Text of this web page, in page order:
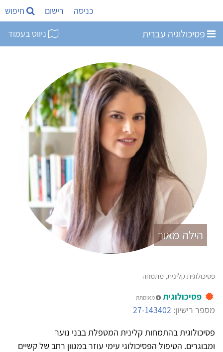
כניסה רישום חיפוש
פסיכולוגיה עברית ניווט בעמוד
הילה מאור
פסיכולוגית קלינית, מתמחה
פסיכולוגית מאומתת
מספר רישיון: 27-143402
פסיכולוגית בהתמחות קלינית המטפלת בבני נוער
ומבוגרים. הטיפול הפסיכולוגי עימי עוזר במגוון רחב של קשיים